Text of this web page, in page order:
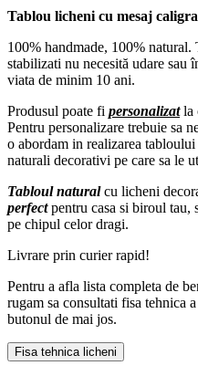
Tablou licheni cu mesaj
100% handmade, 100%
stabilizati nu necesită udare sau
viata de minim 10 ani.
Produsul poate fi personalizatla
Pentru personalizare trebuie sa
o abordam in realizarea
naturali decorativi pe care sa le
Tabloul naturalcu licheni
perfectpentru casa si biroul tau,
pe chipul celor dragi.
Livrare prin curier rapid!
Pentru a afla lista completa de
rugam sa consultati fisa tehnica
butonul de mai jos.
Fisa tehnica licheni